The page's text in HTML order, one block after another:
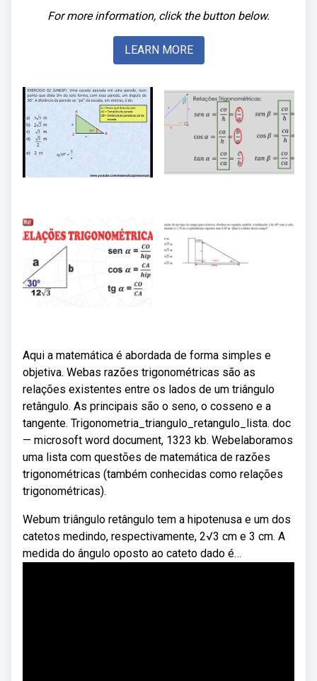
For more information, click the button below.
LEARN MORE
Aqui a matemática é abordada de forma simples e
objetiva. Webas razões trigonométricas são as
relações existentes entre os lados de um triângulo
retângulo. As principais são o seno, o cosseno e a
tangente. Trigonometria_triangulo_retangulo_lista. doc
— microsoft word document, 1323 kb. Webelaboramos
uma lista com questões de matemática de razões
trigonométricas (também conhecidas como relações
trigonométricas).
Webum triângulo retângulo tem a hipotenusa e um dos
catetos medindo, respectivamente, 2√3 cm e 3 cm. A
medida do ângulo oposto ao cateto dado é…